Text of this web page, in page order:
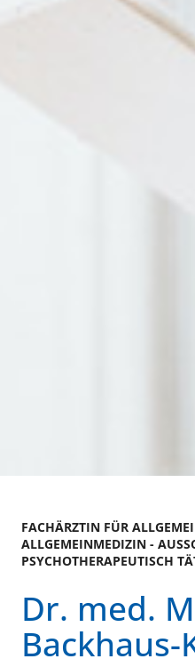
FACHÄRZTIN FÜR
ALLGEMEINMEDIZIN -
SYCHOTHERAPEUTISCH
Dr. med.
Backhaus-